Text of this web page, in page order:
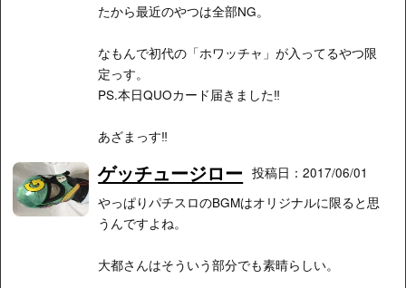
たから最近のやつは全部NG。
なもんで初代の「ホワッチャ」が入ってるやつ限
定っす。
PS.本日QUOカード届きました‼︎
あざまっす‼︎
ゲッチュージロー 投稿日：2017/06/01
やっぱりパチスロのBGMはオリジナルに限ると思
うんですよね。
大都さんはそういう部分でも素晴らしい。